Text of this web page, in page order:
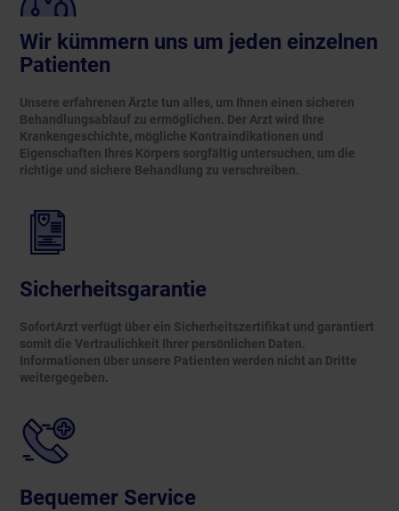
Wir kümmern uns um jeden einzelnen
Patienten
Unsere erfahrenen Ärzte tun alles, um Ihnen einen sicheren
Behandlungsablauf zu ermöglichen. Der Arzt wird Ihre
Krankengeschichte, mögliche Kontraindikationen und
Eigenschaften Ihres Körpers sorgfältig untersuchen, um die
richtige und sichere Behandlung zu verschreiben.
Sicherheitsgarantie
SofortArzt verfügt über ein Sicherheitszertifikat und garantiert
somit die Vertraulichkeit Ihrer persönlichen Daten.
Informationen über unsere Patienten werden nicht an Dritte
weitergegeben.
Bequemer Service